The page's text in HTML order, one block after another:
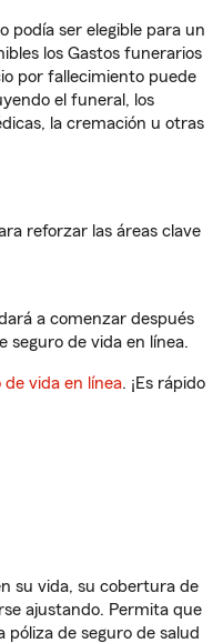
podía ser elegible para un
los Gastos funerarios
por fallecimiento puede
el funeral, los
la cremación u otras
reforzar las áreas clave
a comenzar después
seguro de vida en línea.
vida en línea. ¡Es rápido
su vida, su cobertura de
ajustando. Permita que
de seguro de salud